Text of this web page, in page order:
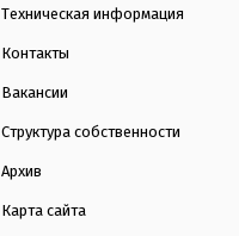
Техническая информация
Контакты
Вакансии
Структура собственности
Архив
Карта сайта